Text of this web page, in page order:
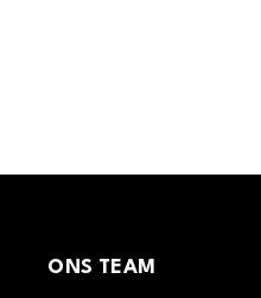
ONS TEAM